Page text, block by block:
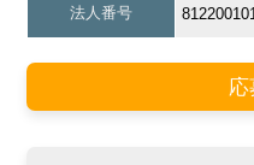
法人番号
応